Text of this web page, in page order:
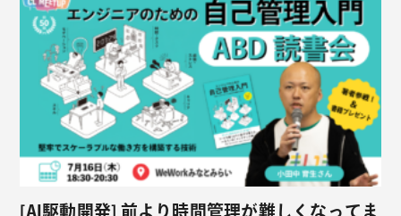
[AI駆動開発] 前より時間管理が難しくなってま